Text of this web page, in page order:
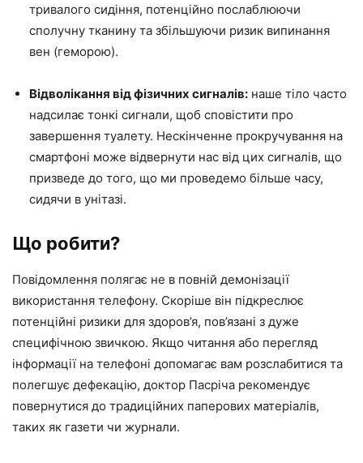
тривалого сидіння, потенційно послаблюючи
сполучну тканину та збільшуючи ризик випинання
вен (геморою).
Відволікання від фізичних сигналів: наше тіло часто
надсилає тонкі сигнали, щоб сповістити про
завершення туалету. Нескінченне прокручування на
смартфоні може відвернути нас від цих сигналів, що
призведе до того, що ми проведемо більше часу,
сидячи в унітазі.
Що робити?
Повідомлення полягає не в повній демонізації
використання телефону. Скоріше він підкреслює
потенційні ризики для здоров’я, пов’язані з дуже
специфічною звичкою. Якщо читання або перегляд
інформації на телефоні допомагає вам розслабитися та
полегшує дефекацію, доктор Пасріча рекомендує
повернутися до традиційних паперових матеріалів,
таких як газети чи журнали.